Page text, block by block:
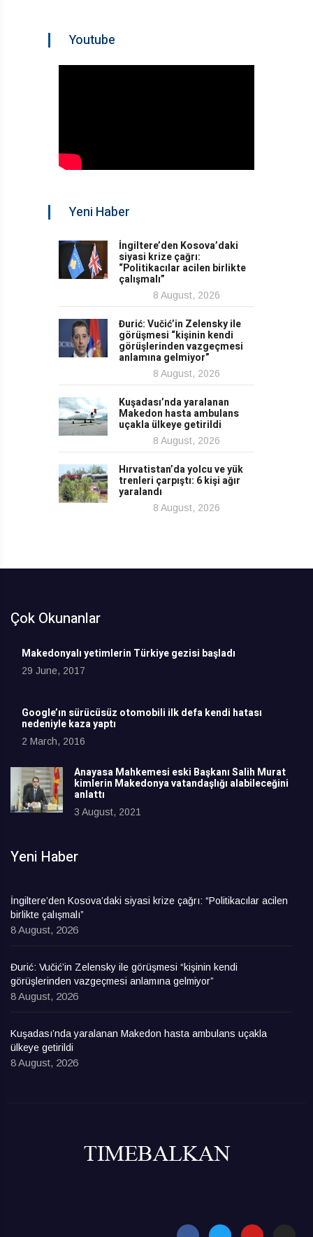
Youtube
Yeni Haber
İngiltere’den Kosova’daki
siyasi krize çağrı:
“Politikacılar acilen birlikte
çalışmalı”
8 August, 2026
Đurić: Vučić’in Zelensky ile
görüşmesi “kişinin kendi
görüşlerinden vazgeçmesi
anlamına gelmiyor”
8 August, 2026
Kuşadası’nda yaralanan
Makedon hasta ambulans
uçakla ülkeye getirildi
8 August, 2026
Hırvatistan’da yolcu ve yük
trenleri çarpıştı: 6 kişi ağır
yaralandı
8 August, 2026
Çok Okunanlar
Makedonyalı yetimlerin Türkiye gezisi başladı
29 June, 2017
Google’ın sürücüsüz otomobili ilk defa kendi hatası
nedeniyle kaza yaptı
2 March, 2016
Anayasa Mahkemesi eski Başkanı Salih Murat
kimlerin Makedonya vatandaşlığı alabileceğini
anlattı
3 August, 2021
Yeni Haber
İngiltere’den Kosova’daki siyasi krize çağrı: “Politikacılar acilen
birlikte çalışmalı”
8 August, 2026
Đurić: Vučić’in Zelensky ile görüşmesi “kişinin kendi
görüşlerinden vazgeçmesi anlamına gelmiyor”
8 August, 2026
Kuşadası’nda yaralanan Makedon hasta ambulans uçakla
ülkeye getirildi
8 August, 2026